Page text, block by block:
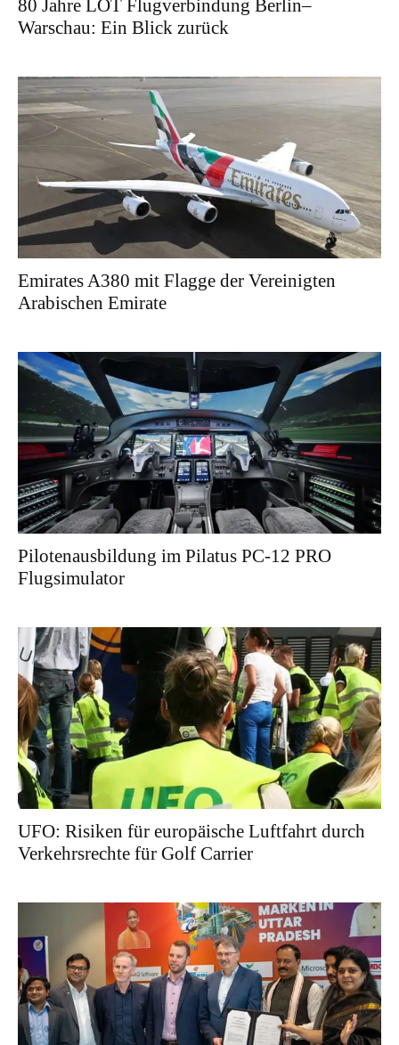
80 Jahre LOT Flugverbindung Berlin–
Warschau: Ein Blick zurück
Emirates A380 mit Flagge der Vereinigten
Arabischen Emirate
Pilotenausbildung im Pilatus PC-12 PRO
Flugsimulator
UFO: Risiken für europäische Luftfahrt durch
Verkehrsrechte für Golf Carrier